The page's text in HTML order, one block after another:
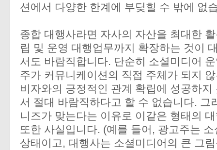
션에서 다양한 한계에 부딪힐 수 밖에 없
종합 대행사라면 자사의 자산을 최대한
립 및 운영 대행업무까지 확장하는 것이
서도 바람직합니다. 단순히 소셜미디어
주가 커뮤니케이션의 직접 주체가 되지
비자와의 긍정적인 관계 확립에 성공하
서 절대 바람직하다고 할 수 없습니다. 그
니즈가 맞는다는 이유로 이같은 형태의
또한 사실입니다. (예를 들어, 광고주는
상태이고, 대행사는 소셜미디어의 큰 그